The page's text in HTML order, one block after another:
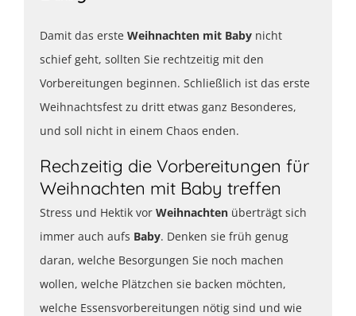
Damit das erste Weihnachten mit Baby nicht
schief geht, sollten Sie rechtzeitig mit den
Vorbereitungen beginnen. Schließlich ist das erste
Weihnachtsfest zu dritt etwas ganz Besonderes,
und soll nicht in einem Chaos enden.
Rechzeitig die Vorbereitungen für
Weihnachten mit Baby treffen
Stress und Hektik vor Weihnachten überträgt sich
immer auch aufs Baby. Denken sie früh genug
daran, welche Besorgungen Sie noch machen
wollen, welche Plätzchen sie backen möchten,
welche Essensvorbereitungen nötig sind und wie